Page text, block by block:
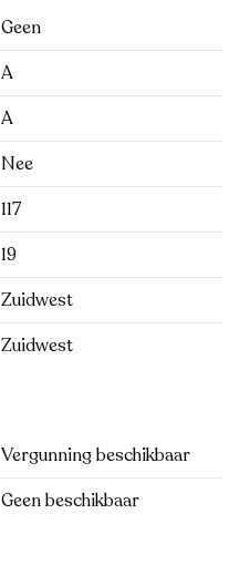
Geen
A
A
Nee
117
19
Zuidwest
Zuidwest
Vergunning beschikbaar
Geen beschikbaar